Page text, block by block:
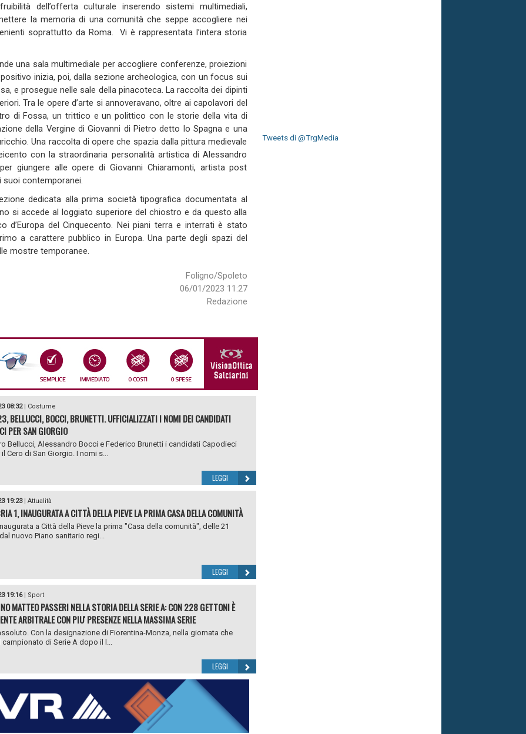
dell’offerta culturale inserendo sistemi multimediali,
la memoria di una comunità che seppe accogliere nei
soprattutto da Roma. Vi è rappresentata l’intera storia
una sala multimediale per accogliere conferenze, proiezioni
inizia, poi, dalla sezione archeologica, con un focus sui
e prosegue nelle sale della pinacoteca. La raccolta dei dipinti
Tra le opere d’arte si annoveravano, oltre ai capolavori del
di Fossa, un trittico e un polittico con le storie della vita di
della Vergine di Giovanni di Pietro detto lo Spagna e una
Una raccolta di opere che spazia dalla pittura medievale
con la straordinaria personalità artistica di Alessandro
giungere alle opere di Giovanni Chiaramonti, artista post
suoi contemporanei.
dedicata alla prima società tipografica documentata al
si accede al loggiato superiore del chiostro e da questo alla
d’Europa del Cinquecento. Nei piani terra e interrati è stato
a carattere pubblico in Europa. Una parte degli spazi del
mostre temporanee.
Foligno/Spoleto
06/01/2023 11:27
Redazione
08:32| Costume
BELLUCCI, BOCCI, BRUNETTI. UFFICIALIZZATI I NOMI DEI CANDIDATI
PER SAN GIORGIO
Bellucci, Alessandro Bocci e Federico Brunetti i candidati Capodieci
Cero di San Giorgio. I nomi s...
LEGGI
19:23| Attualità
1, INAUGURATA A CITTÀ DELLA PIEVE LA PRIMA CASA DELLA COMUNITÀ
a Città della Pieve la prima "Casa della comunità", delle 21
nuovo Piano sanitario regi...
LEGGI
19:16| Sport
MATTEO PASSERI NELLA STORIA DELLA SERIE A: CON 228 GETTONI È
ARBITRALE CON PIU' PRESENZE NELLA MASSIMA SERIE
Con la designazione di Fiorentina-Monza, nella giornata che
campionato di Serie A dopo il l...
LEGGI
Tweets di @TrgMedia